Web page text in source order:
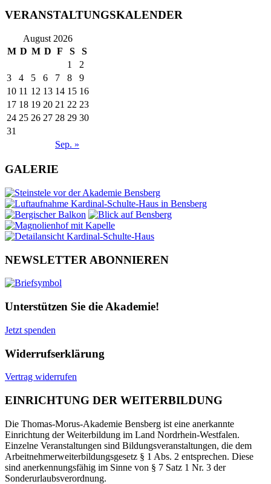
VERANSTALTUNGSKALENDER
August 2026
M D M D F S S
Sep. »
1
2
3
4 5 6 7 8
9
10 11 12 13 14 15 16
17 18 19 20 21 22 23
24 25 26 27 28 29 30
31
GALERIE
NEWSLETTER ABONNIEREN
Unterstützen Sie die Akademie!
Jetzt spenden
Widerrufserklärung
Vertrag widerrufen
EINRICHTUNG DER WEITERBILDUNG
Die Thomas-Morus-Akademie Bensberg ist eine anerkannte
Einrichtung der Weiterbildung im Land Nordrhein-Westfalen.
Einzelne Veranstaltungen sind Bildungsveranstaltungen, die dem
Arbeitnehmerweiterbildungsgesetz § 1 Abs. 2 entsprechen. Diese
sind anerkennungsfähig im Sinne von § 7 Satz 1 Nr. 3 der
Sonderurlaubsverordnung.